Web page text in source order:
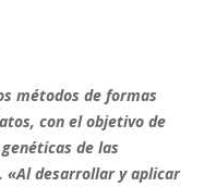
métodos de formas
con el objetivo de
de las
. «Al desarrollar y aplicar